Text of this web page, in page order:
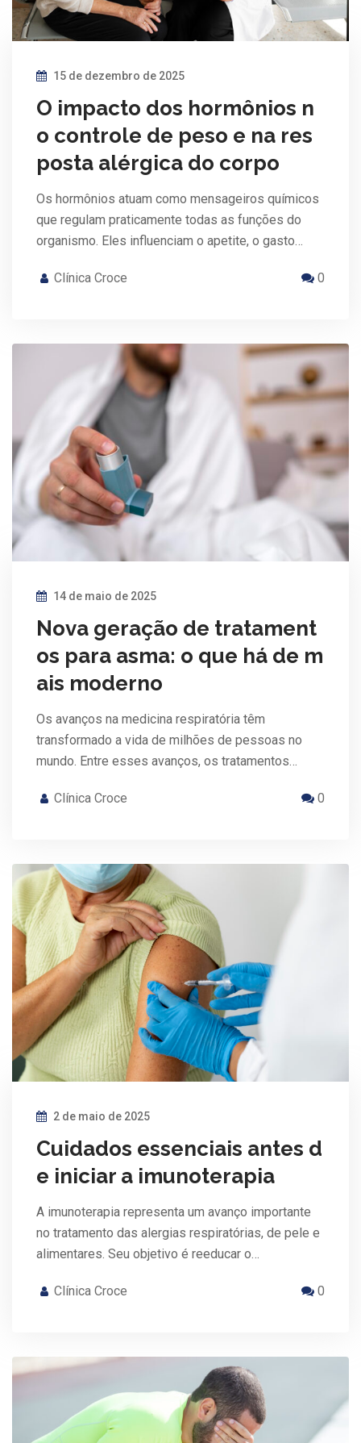
15 de dezembro de 2025
O impacto dos hormônios n
o controle de peso e na res
posta alérgica do corpo
Os hormônios atuam como mensageiros químicos
que regulam praticamente todas as funções do
organismo. Eles influenciam o apetite, o gasto…
Clínica Croce 0
14 de maio de 2025
Nova geração de tratament
os para asma: o que há de m
ais moderno
Os avanços na medicina respiratória têm
transformado a vida de milhões de pessoas no
mundo. Entre esses avanços, os tratamentos…
Clínica Croce 0
2 de maio de 2025
Cuidados essenciais antes d
e iniciar a imunoterapia
A imunoterapia representa um avanço importante
no tratamento das alergias respiratórias, de pele e
alimentares. Seu objetivo é reeducar o…
Clínica Croce 0